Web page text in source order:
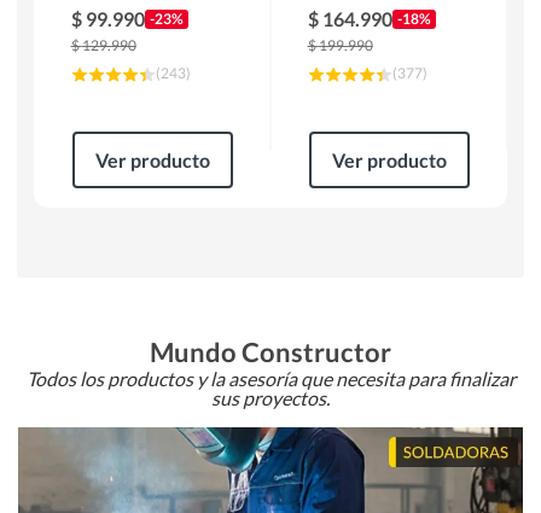
$ 99.990 -23%
$129.990
(243)
Ver producto
Termómetro
$ 164.990 -18%
$199.990
(377)
Ver producto
Mundo Constructor
Todos los productos y la asesoría que necesita para finalizar
sus proyectos.